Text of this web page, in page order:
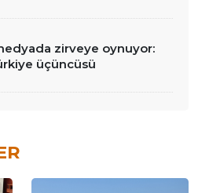
zirveye oynuyor:
üçüncüsü